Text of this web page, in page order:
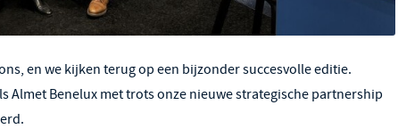
en we kijken terug op een bijzonder succesvolle editie.
Almet Benelux met trots onze nieuwe strategische partnership